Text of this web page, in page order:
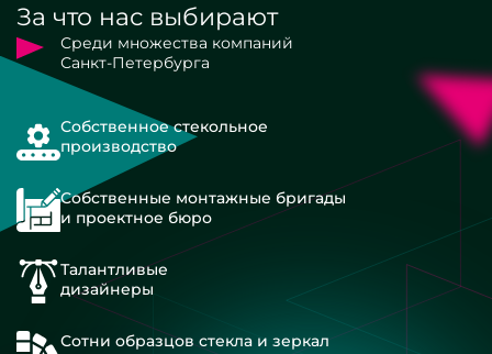
За что нас выбирают
Среди множества компаний
Санкт-Петербурга
Собственное стекольное
производство
Собственные монтажные бригады
и проектное бюро
Талантливые
дизайнеры
Сотни образцов стекла и зеркал